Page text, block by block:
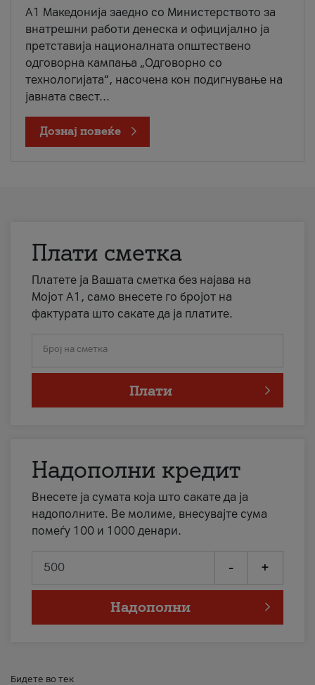
A1 Македонија заедно со Министерството за
внатрешни работи денеска и официјално ја
претставија националната општествено
одговорна кампања „Одговорно со
технологијата“, насочена кон подигнување на
јавната свест...
Дознај повеќе
Плати сметка
Платете ја Вашата сметка без најава на
Мојот А1, само внесете го бројот на
фактурата што сакате да ја платите.
Број на сметка
Плати
Надополни кредит
Внесете ја сумата која што сакате да ја
надополните. Ве молиме, внесувајте сума
помеѓу 100 и 1000 денари.
- +
Надополни
Бидете во тек